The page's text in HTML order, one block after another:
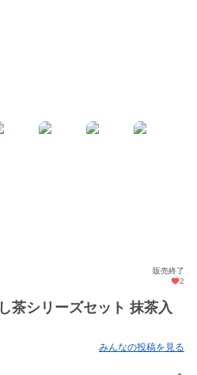
販売終了
2
茶シリーズセット 抹茶入
みんなの投稿を見る